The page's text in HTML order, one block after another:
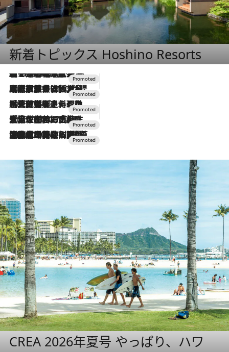
新着トピックス Hoshino Resorts
2026.8.7
【トンボの足水浴】ヒノキの香りに包まれて涼感マックス！約13℃の湧水かけ流しを避暑地「星野温泉 トンボの湯」で体験
2026.7.31
【ホテル帰省】という選択肢をOMOが提案。家族とほどよい距離を保つには「昼は実家、夜は気兼ねなくホテルで！」
2026.7.24
【夏限定ディナーコース】旬を迎える稚鮎や花ズッキーニなどをイタリア・トスカーナの郷土料理の手法で満喫！
2026.7.17
「土佐和ハーブかき氷」がOMO7高知に登場！生姜、山椒、大葉など目にも舌にも涼を呼ぶ郷土の味
2026.7.10
NEW OPEN！【界 草津】名湯の地に誕生。趣の異なる2種の温泉と上州ならではの会席・蕎麦割烹など美食を味わう究極の癒やし旅
CREA 2026年夏号 やっぱり、ハワ